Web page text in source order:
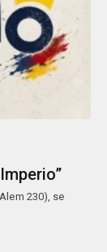
230), se